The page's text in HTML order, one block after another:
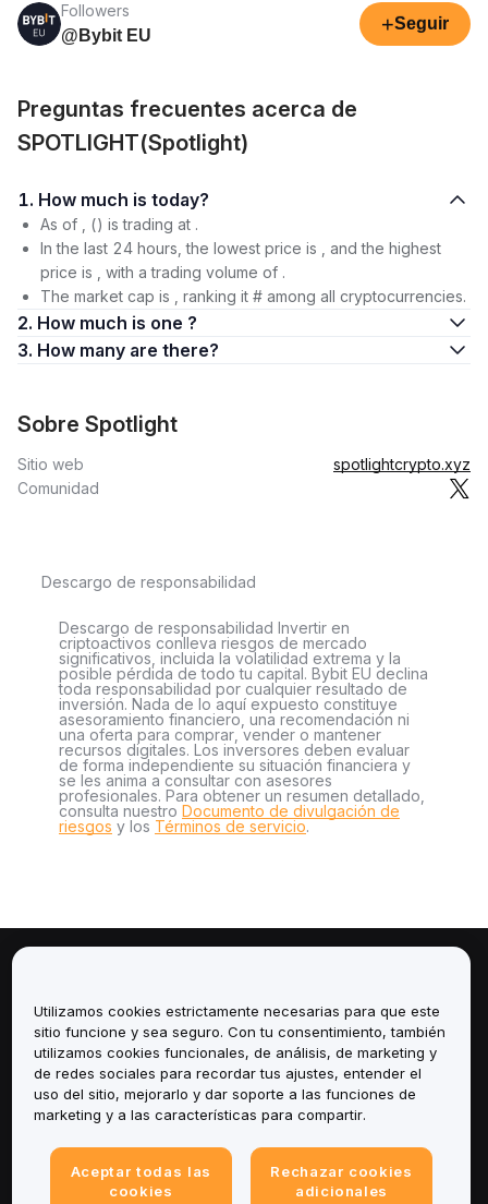
Followers
@Bybit EU
+Seguir
Preguntas frecuentes acerca de
SPOTLIGHT(Spotlight)
1. How much is today?
As of , () is trading at .
In the last 24 hours, the lowest price is , and the highest
price is , with a trading volume of .
The market cap is , ranking it # among all cryptocurrencies.
2. How much is one ?
3. How many are there?
Sobre Spotlight
Sitio web
spotlightcrypto.xyz
Comunidad
Descargo de responsabilidad
Descargo de responsabilidad Invertir en
criptoactivos conlleva riesgos de mercado
significativos, incluida la volatilidad extrema y la
posible pérdida de todo tu capital. Bybit EU declina
toda responsabilidad por cualquier resultado de
inversión. Nada de lo aquí expuesto constituye
asesoramiento financiero, una recomendación ni
una oferta para comprar, vender o mantener
recursos digitales. Los inversores deben evaluar
de forma independiente su situación financiera y
se les anima a consultar con asesores
profesionales. Para obtener un resumen detallado,
consulta nuestro Documento de divulgación de
riesgos y los Términos de servicio.
Servicios
Soporte
Utilizamos cookies estrictamente necesarias para que este
sitio funcione y sea seguro. Con tu consentimiento, también
utilizamos cookies funcionales, de análisis, de marketing y
de redes sociales para recordar tus ajustes, entender el
uso del sitio, mejorarlo y dar soporte a las funciones de
marketing y a las características para compartir.
Aceptar todas las
cookies
Rechazar cookies
adicionales